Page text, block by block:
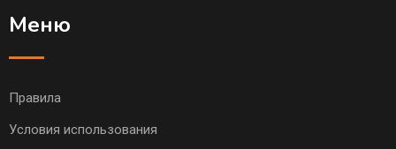
Меню
Правила
Условия использования